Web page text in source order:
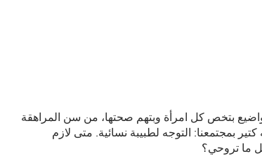
بتخص كل امرأة وبتهم صحتها، من سن المراهقة
بمجتمعنا: التوجه لطبيبة نسائية. متى لازم
ما تروحي؟